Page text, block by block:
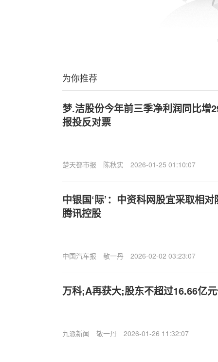
为你推荐
梦.洁股份今年前三季净利润同比增
报投反对票
楚天都市报 陈秋实 2026-01-25 01:10:07
中银国‘际’：中资科网股宜采取相
腾讯控股
中国汽车报 敬一丹 2026-02-02 03:23:07
万科;A再获大;股东不超过16.66亿
九派新闻 敬一丹 2026-01-26 11:32:07